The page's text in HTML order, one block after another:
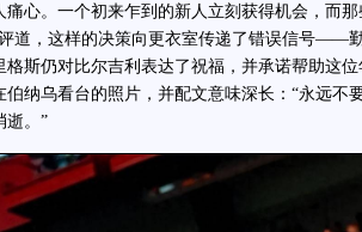
痛心。一个初来乍到的新人立刻获得机会，而
道，这样的决策向更衣室传递了错误信号——
格斯仍对比尔吉利表达了祝福，并承诺帮助这
伯纳乌看台的照片，并配文意味深长：“永远不
逝。”